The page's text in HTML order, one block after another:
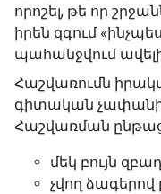
որոշել, թե որ
իրեն զգում
պահանջվում
Հաշվառումն
գիտական
Հաշվառման
մեկ բույն
չվող ձագերով